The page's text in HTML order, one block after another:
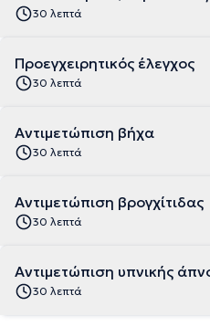
30 λεπτά
Προεγχειρητικός έλεγχος
30 λεπτά
Αντιμετώπιση βήχα
30 λεπτά
Αντιμετώπιση βρογχίτιδας
30 λεπτά
Αντιμετώπιση υπνικής
30 λεπτά